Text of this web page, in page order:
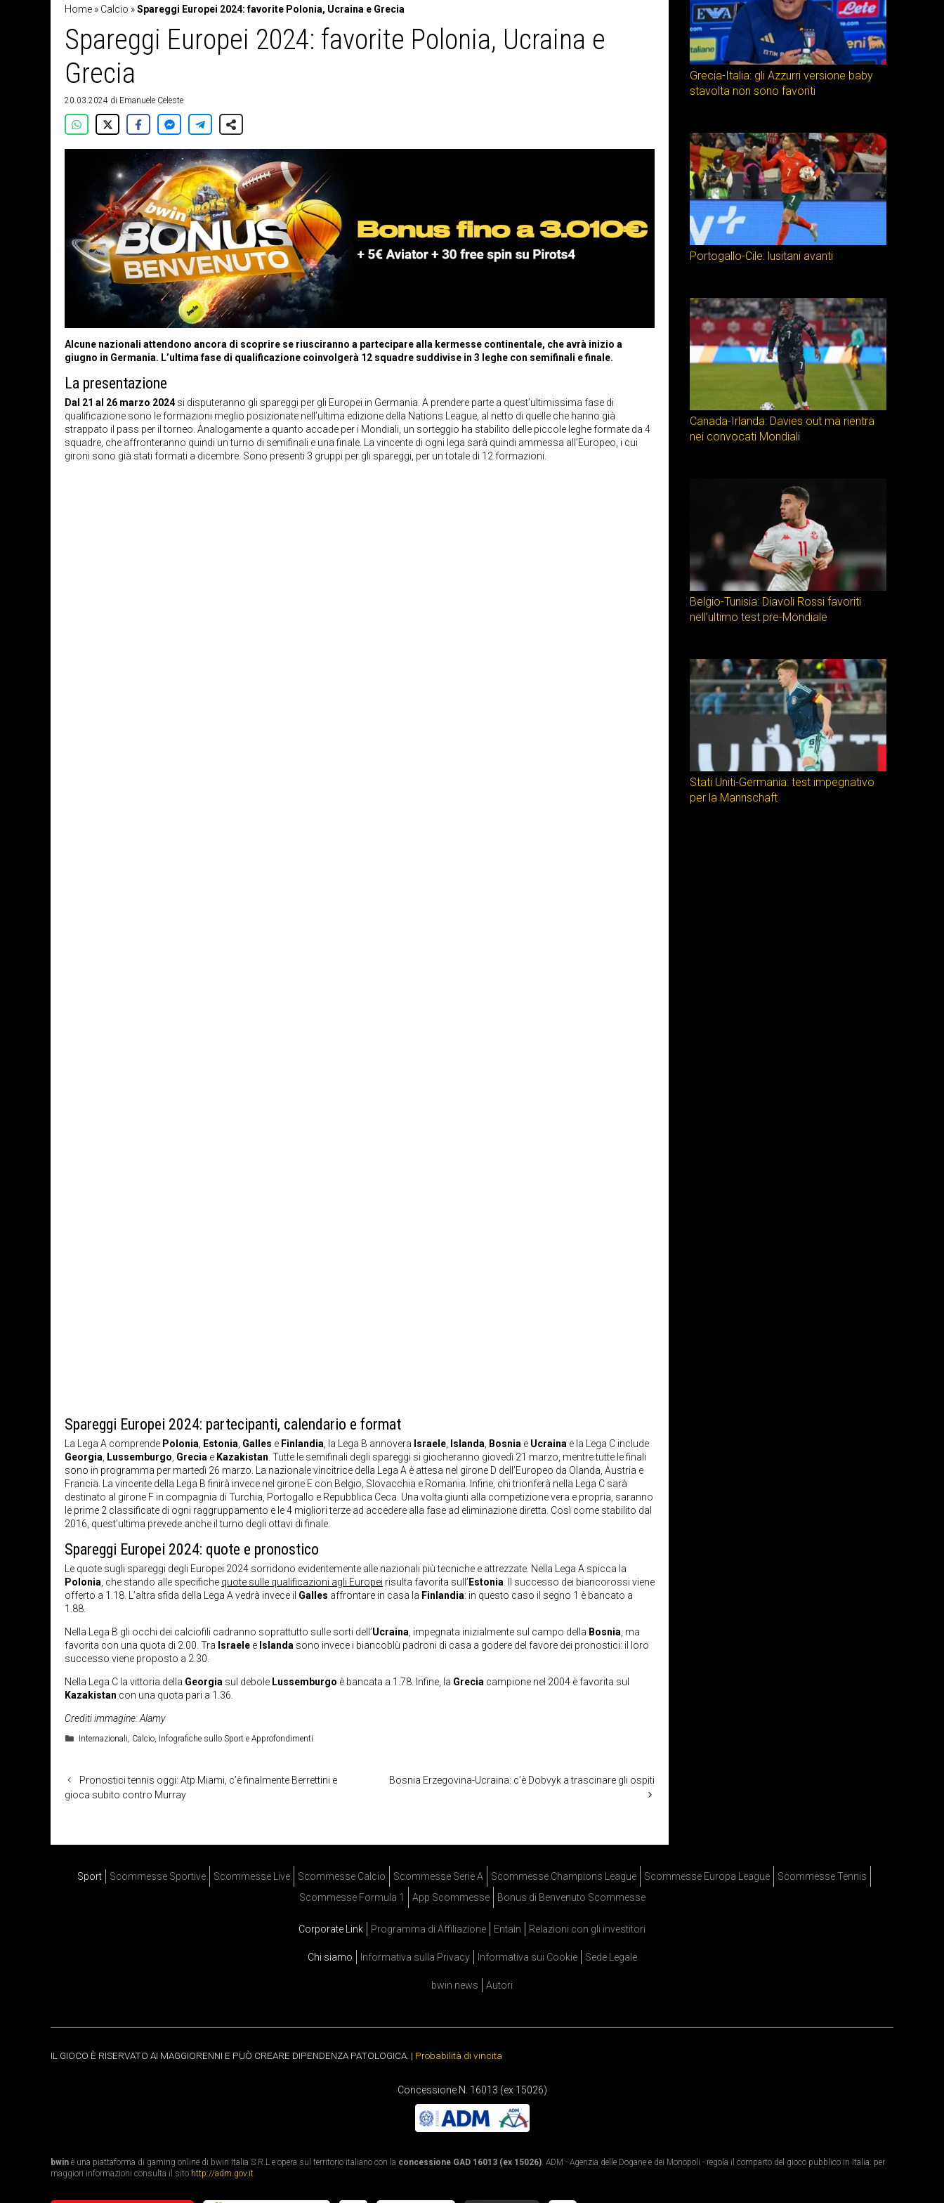
Home » Calcio »Spareggi Europei 2024: favorite Polonia, Ucraina e Grecia
Spareggi Europei 2024: favorite Polonia, Ucraina e
Grecia
20.03.2024 di Emanuele Celeste
Alcune nazionali attendono ancora di scoprire se riusciranno a partecipare alla kermesse continentale, che avrà inizio a
giugno in Germania. L’ultima fase di qualificazione coinvolgerà 12 squadre suddivise in 3 leghe con semifinali e finale.
La presentazione
Dal 21 al 26 marzo 2024si disputeranno gli spareggi per gli Europei in Germania. A prendere parte a quest’ultimissima fase di
qualificazione sono le formazioni meglio posizionate nell’ultima edizione della Nations League, al netto di quelle che hanno già
strappato il pass per il torneo. Analogamente a quanto accade per i Mondiali, un sorteggio ha stabilito delle piccole leghe formate da 4
squadre, che affronteranno quindi un turno di semifinali e una finale. La vincente di ogni lega sarà quindi ammessa all’Europeo, i cui
gironi sono già stati formati a dicembre. Sono presenti 3 gruppi per gli spareggi, per un totale di 12 formazioni.
Spareggi Europei 2024: partecipanti, calendario e format
La Lega A comprende Polonia Estonia Galles e Finlandia , la Lega B annovera Israele Islanda Bosnia e Ucraina e la Lega C include
Georgia Lussemburgo Grecia e Kazakistan . Tutte le semifinali degli spareggi si giocheranno giovedì 21 marzo, mentre tutte le finali
sono in programma per martedì 26 marzo. La nazionale vincitrice della Lega A è attesa nel girone D dell’Europeo da Olanda, Austria e
Francia. La vincente della Lega B finirà invece nel girone E con Belgio, Slovacchia e Romania. Infine, chi trionferà nella Lega C sarà
destinato al girone F in compagnia di Turchia, Portogallo e Repubblica Ceca. Una volta giunti alla competizione vera e propria, saranno
le prime 2 classificate di ogni raggruppamento e le 4 migliori terze ad accedere alla fase ad eliminazione diretta. Così come stabilito dal
2016, quest’ultima prevede anche il turno degli ottavi di finale.
Spareggi Europei 2024: quote e pronostico
Le quote sugli spareggi degli Europei 2024 sorridono evidentemente alle nazionali più tecniche e attrezzate. Nella Lega A spicca la
Polonia , che stando alle specifiche quote sulle qualificazioni agli Europei risulta favorita sull’Estonia . Il successo dei biancorossi viene
offerto a 1.18. L’altra sfida della Lega A vedrà invece il Galles affrontare in casa la Finlandia: in questo caso il segno 1 è bancato a
1.88.
Nella Lega B gli occhi dei calciofili cadranno soprattutto sulle sorti dell’Ucraina , impegnata inizialmente sul campo della Bosnia , ma
favorita con una quota di 2.00. Tra Israele e Islanda sono invece i biancoblù padroni di casa a godere del favore dei pronostici: il loro
successo viene proposto a 2.30.
Nella Lega C la vittoria della Georgia sul debole Lussemburgo è bancata a 1.78. Infine, la Grecia campione nel 2004 è favorita sul
Kazakistan con una quota pari a 1.36.
Crediti immagine: Alamy
Categorie
Internazionali, Calcio, Infografiche sullo Sport e Approfondimenti
Pronostici tennis oggi: Atp Miami, c’è finalmente Berrettini e
gioca subito contro Murray
Bosnia Erzegovina-Ucraina: c’è Dobvyk a trascinare gli ospiti
Grecia-Italia: gli Azzurri versione baby
stavolta non sono favoriti
Portogallo-Cile: lusitani avanti
Canada-Irlanda: Davies out ma rientra
nei convocati Mondiali
Belgio-Tunisia: Diavoli Rossi favoriti
nell’ultimo test pre-Mondiale
Stati Uniti-Germania: test impegnativo
per la Mannschaft
Sport Scommesse Sportive Scommesse Live Scommesse Calcio Scommesse Serie A Scommesse Champions League Scommesse Europa League
Scommesse Tennis
Scommesse Formula 1
App Scommesse Bonus di Benvenuto Scommesse
Corporate Link Programma di Affiliazione Entain Relazioni con gli investitori
Chi siamo Informativa sulla Privacy Informativa sui Cookie Sede Legale
bwin news Autori
IL GIOCO È RISERVATO AI MAGGIORENNI E PUÒ CREARE DIPENDENZA PATOLOGICA. | Probabilità di vincita
Concessione N. 16013 (ex 15026)
bwin è una piattaforma di gaming online di bwin Italia S.R.L e opera sul territorio italiano con la concessione GAD 16013 (ex 15026). ADM - Agenzia delle Dogane e dei Monopoli - regola il comparto del gioco pubblico in Italia: per
maggiori informazioni consulta il sito http://adm.gov.it